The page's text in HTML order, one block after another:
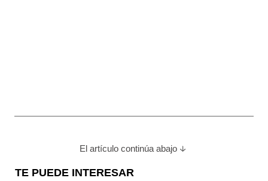
El artículo continúa abajo
TE PUEDE INTERESAR